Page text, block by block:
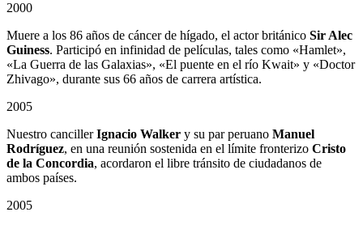
2000
Muere a los 86 años de cáncer de hígado, el actor británico Sir Alec
Guiness. Participó en infinidad de películas, tales como «Hamlet»,
«La Guerra de las Galaxias», «El puente en el río Kwait» y «Doctor
Zhivago», durante sus 66 años de carrera artística.
2005
Nuestro cancillerIgnacio Walker y su par peruano Manuel
Rodríguez, en una reunión sostenida en el límite fronterizo Cristo
de la Concordia, acordaron el libre tránsito de ciudadanos de
ambos países.
2005